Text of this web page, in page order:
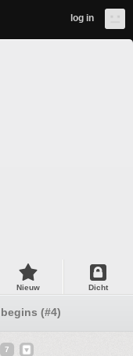
log in
Nieuw Dicht
(#4)
7